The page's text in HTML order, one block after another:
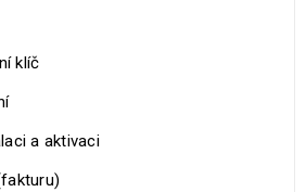
klíč
a aktivaci